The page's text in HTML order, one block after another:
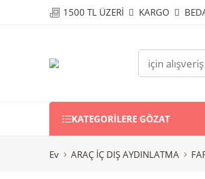
1500 TL ÜZERİ KARGO
KATEGORILERE GÖZAT
Ev ARAÇ İÇ DIŞ AYDINLATMA